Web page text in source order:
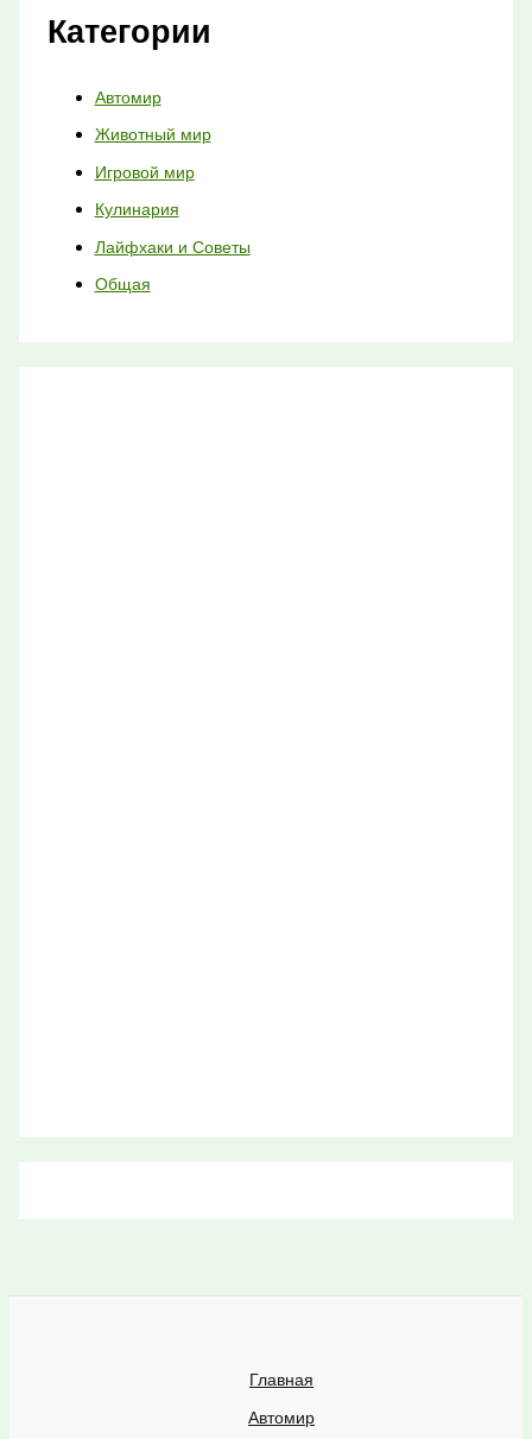
Категории
Автомир
Животный мир
Игровой мир
Кулинария
Лайфхаки и Советы
Общая
Главная
Автомир